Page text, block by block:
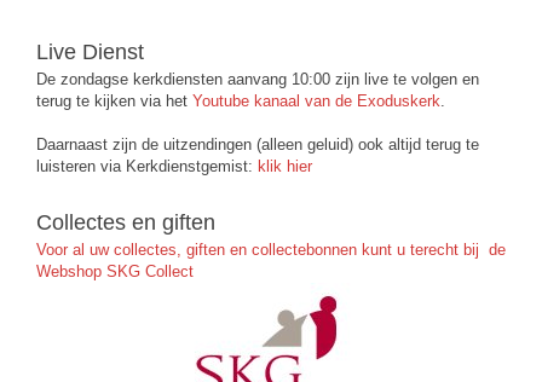
Live Dienst
De zondagse kerkdiensten aanvang 10:00 zijn live te volgen en
terug te kijken via het Youtube kanaal van de Exoduskerk
Daarnaast zijn de uitzendingen (alleen geluid) ook altijd terug te
luisteren via Kerkdienstgemist: klik hier
Collectes en giften
Voor al uw collectes, giften en collectebonnen kunt u terecht bij de
Webshop SKG Collect